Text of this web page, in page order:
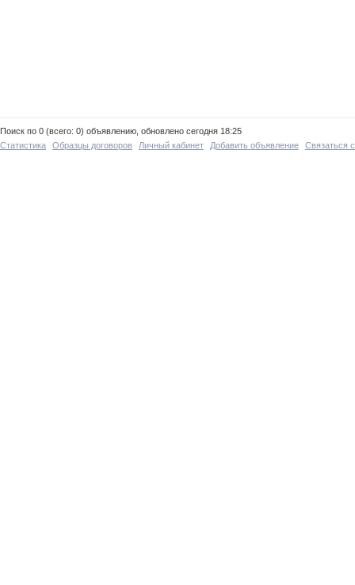
Поиск по 0 (всего: 0) объявлению, обновлено сегодня 18:25
Статистика
Образцы договоров Личный кабинет Добавить объявление Связаться